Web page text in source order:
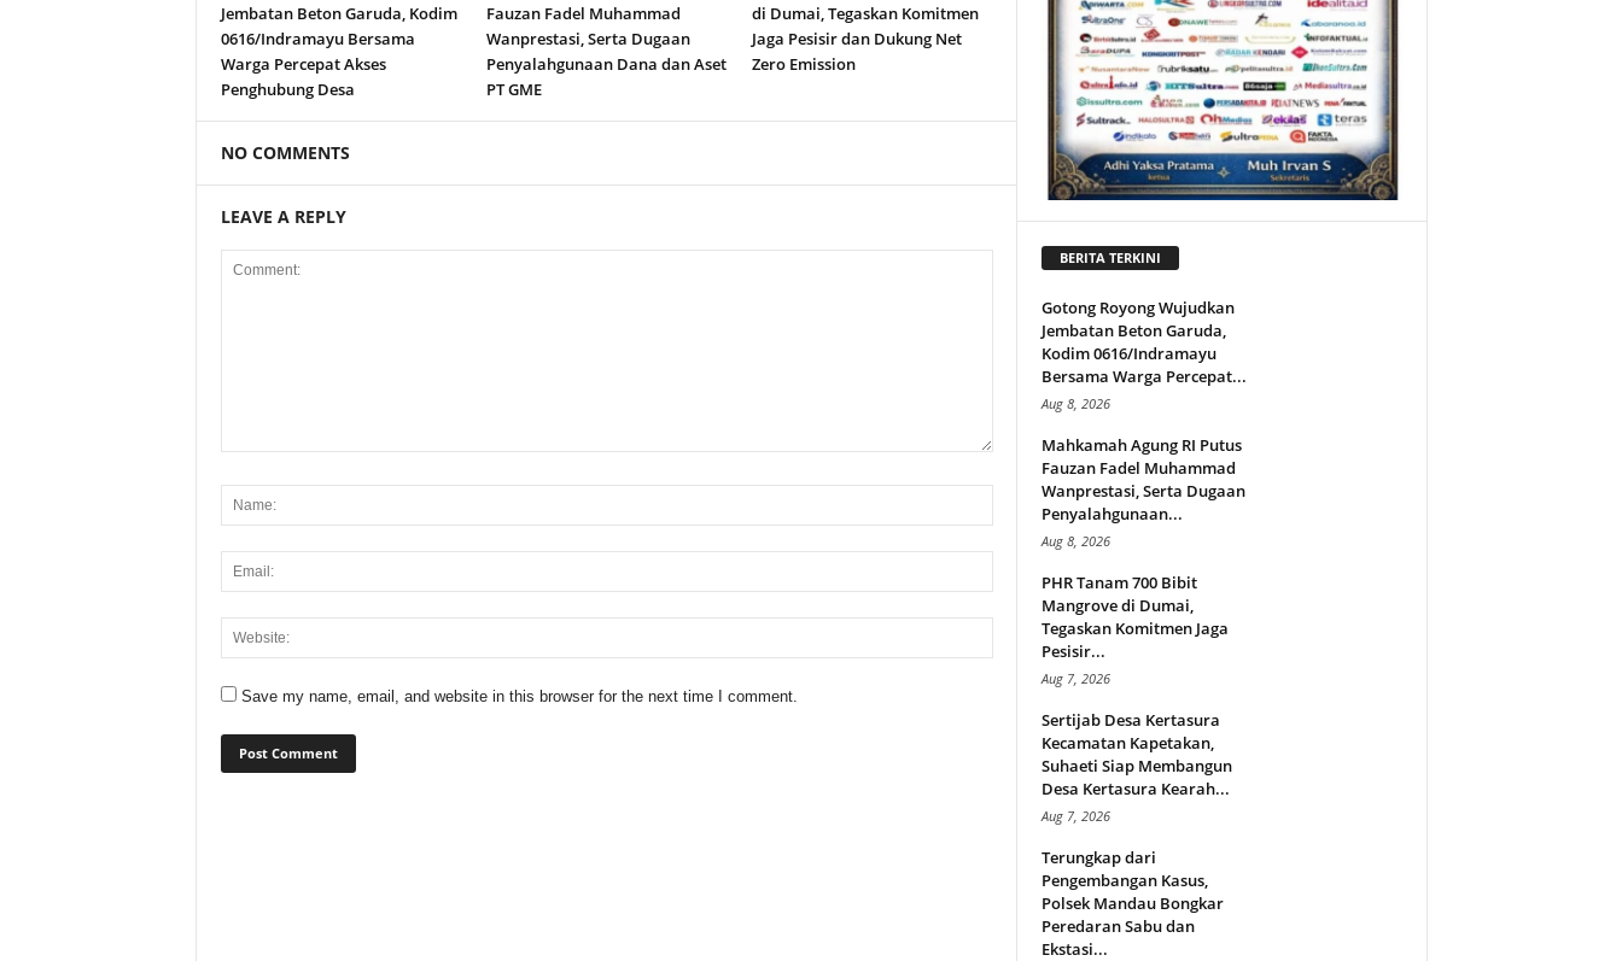
Jembatan Beton Garuda, Kodim
0616/Indramayu Bersama
Warga Percepat Akses
Penghubung Desa
Fauzan Fadel Muhammad
Wanprestasi, Serta Dugaan
Penyalahgunaan Dana dan Aset
PT GME
di Dumai, Tegaskan Komitmen
Jaga Pesisir dan Dukung Net
Zero Emission
NO COMMENTS
LEAVE A REPLY
Save my name, email, and website in this browser for the next time I comment.
BERITA TERKINI
Gotong Royong Wujudkan
Jembatan Beton Garuda,
Kodim 0616/Indramayu
Bersama Warga Percepat...
Aug 8, 2026
Mahkamah Agung RI Putus
Fauzan Fadel Muhammad
Wanprestasi, Serta Dugaan
Penyalahgunaan...
Aug 8, 2026
PHR Tanam 700 Bibit
Mangrove di Dumai,
Tegaskan Komitmen Jaga
Pesisir...
Aug 7, 2026
Sertijab Desa Kertasura
Kecamatan Kapetakan,
Suhaeti Siap Membangun
Desa Kertasura Kearah...
Aug 7, 2026
Terungkap dari
Pengembangan Kasus,
Polsek Mandau Bongkar
Peredaran Sabu dan
Ekstasi...